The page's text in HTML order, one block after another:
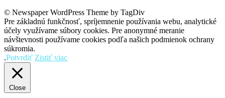
© Newspaper WordPress Theme by TagDiv
Pre základnú funkčnosť, spríjemnenie používania webu, analytické
účely využívame súbory cookies. Pre anonymné meranie
návštevnosti používame cookies podľa našich podmienok ochrany
súkromia.
.Potvrdiť Zistiť viac
Close